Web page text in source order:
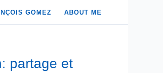
GOMEZ ABOUT ME
partage et